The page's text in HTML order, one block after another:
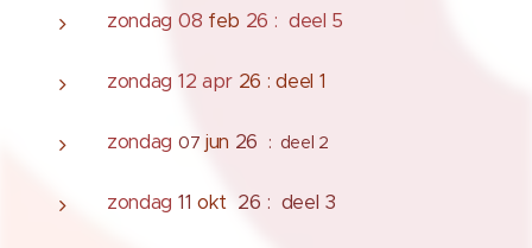
zondag 08 feb 26 : deel 5
zondag 12 apr 26 : deel 1
zondag 07 jun 26 : deel 2
zondag 11 okt 26 : deel 3